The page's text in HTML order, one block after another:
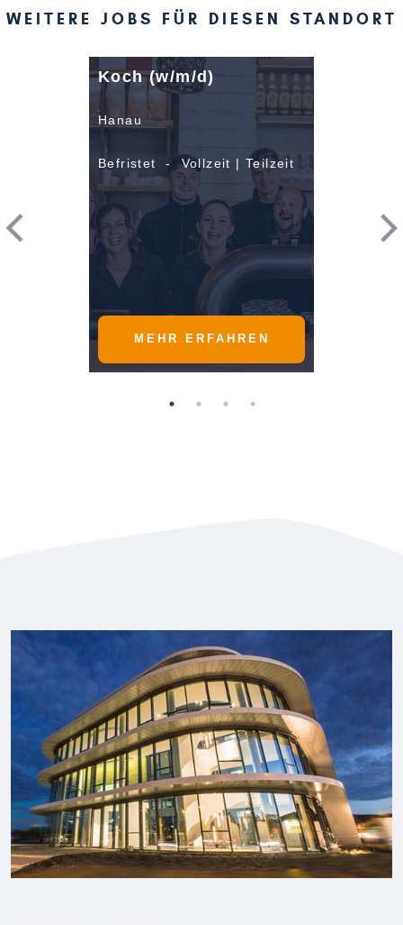
WEITERE JOBS FÜR DIESEN STANDORT
Koch (w/m/d)
Hanau
Befristet - Vollzeit | Teilzeit
MEHR ERFAHREN